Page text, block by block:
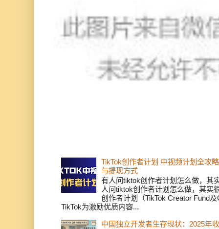
TikTok创作者计划 中视频计划全攻
与提现方式
有人问tiktok创作者计划怎么做，其
人问tiktok创作者计划怎么做，其实
创作者计划（TikTok Creator Fund
TikTok为激励优质内容...
中国独立开发者生存现状：2025年